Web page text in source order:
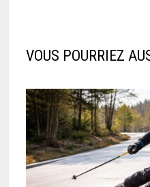
VOUS POURRIEZ